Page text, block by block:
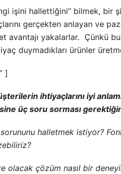
işini hallettiğini” bilmek, bir
gerçekten anlayan ve
avantajı yakalarlar. Çünkü bu
duymadıkları ürünler
]
ihtiyaçlarını iyi
üç soru sorması
halletmek istiyor?
olacak çözüm nasıl bir